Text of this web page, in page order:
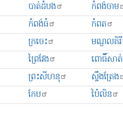
បាត់ដំបង កំពង់ចាម
កំពង់ធំ កំពត
ក្រចេះ មណ្ឌលគិរី
ព្រៃវែង ពោធិ៍សាត់
ព្រះសីហនុ ស្ទឹងត្រែង
កែប ប៉ៃលិន